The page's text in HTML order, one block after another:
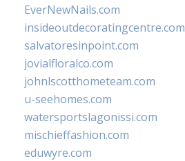
EverNewNails.com
insideoutdecoratingcentre.com
salvatoresinpoint.com
jovialfloralco.com
johnlscotthometeam.com
u-seehomes.com
watersportslagonissi.com
mischieffashion.com
eduwyre.com